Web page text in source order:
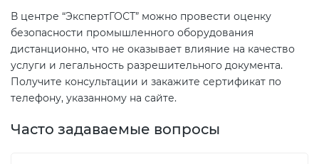
В центре “ЭкспертГОСТ” можно провести оценку
безопасности промышленного оборудования
дистанционно, что не оказывает влияние на качество
услуги и легальность разрешительного документа.
Получите консультации и закажите сертификат по
телефону, указанному на сайте.
Часто задаваемые вопросы